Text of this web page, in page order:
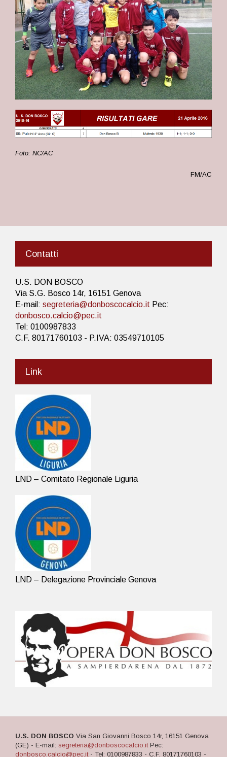
Foto: NC/AC
FM/AC
Contatti
U.S. DON BOSCO
Via S.G. Bosco 14r, 16151 Genova
E-mail: segreteria@donboscocalcio.it Pec:
donbosco.calcio@pec.it
Tel: 0100987833
C.F. 80171760103 - P.IVA: 03549710105
Link
LND – Comitato Regionale Liguria
LND – Delegazione Provinciale Genova
U.S. DON BOSCO Via San Giovanni Bosco 14r, 16151 Genova
(GE) - E-mail: segreteria@donboscocalcio.itPec:
donbosco.calcio@pec.it- Tel: 0100987833 - C.F. 80171760103 -